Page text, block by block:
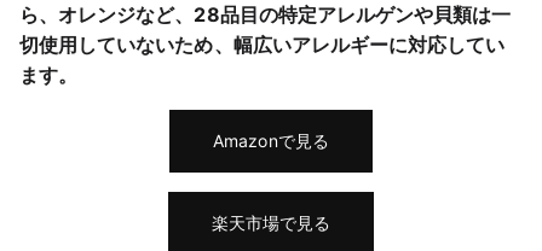
ら、オレンジなど、28品目の特定アレルゲンや貝類は一
切使用していないため、幅広いアレルギーに対応してい
ます。
Amazonで見る
楽天市場で見る